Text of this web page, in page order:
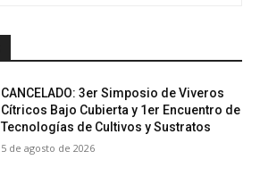
CANCELADO: 3er Simposio de Viveros
Cítricos Bajo Cubierta y 1er Encuentro de
Tecnologías de Cultivos y Sustratos
5 de agosto de 2026